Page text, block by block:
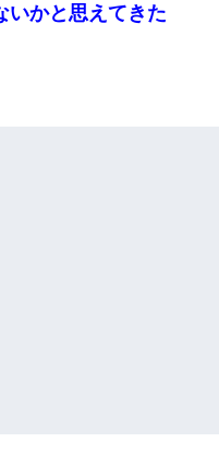
いかと思えてきた